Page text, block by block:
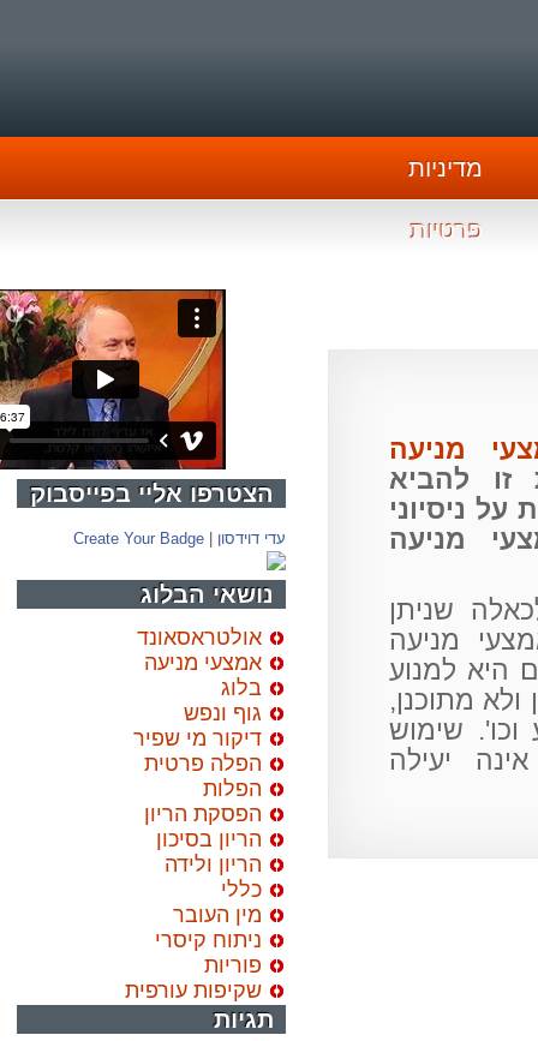
מדיניות
פרטיות
הצטרפו אליי בפייסבוק
עדי דוידסון|
Create Your Badge
נושאי הבלוג
אולטראסאונד
אמצעי מניעה
בלוג
גוף ונפש
דיקור מי שפיר
הפלה פרטית
הפלות
הפסקת הריון
הריון בסיכון
הריון ולידה
כללי
מין העובר
ניתוח קיסרי
פוריות
שקיפות עורפית
תגיות
מניעה
להביא
ניסיוני
מניעה
שניתן
מניעה
למנוע
מתוכנן,
שימוש
יעילה